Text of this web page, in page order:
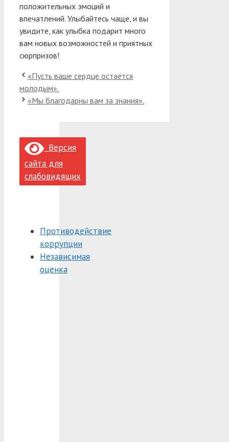
положительных эмоций и
впечатлений. Улыбайтесь чаще, и вы
увидите, как улыбка подарит много
вам новых возможностей и приятных
сюрпризов!
«Пусть ваше сердце остаётся
молодым».
«Мы благодарны вам за знания».
Версия
сайта для
слабовидящих
Противодействие
коррупции
Независимая
оценка